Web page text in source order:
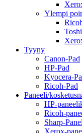
Ylempi
Tyyny
Canon-Pad
HP-Pad
Kyocera-
Ricoh-Pad
Paneeli/
HP-
Ricoh-
Sharp-
Xerox-